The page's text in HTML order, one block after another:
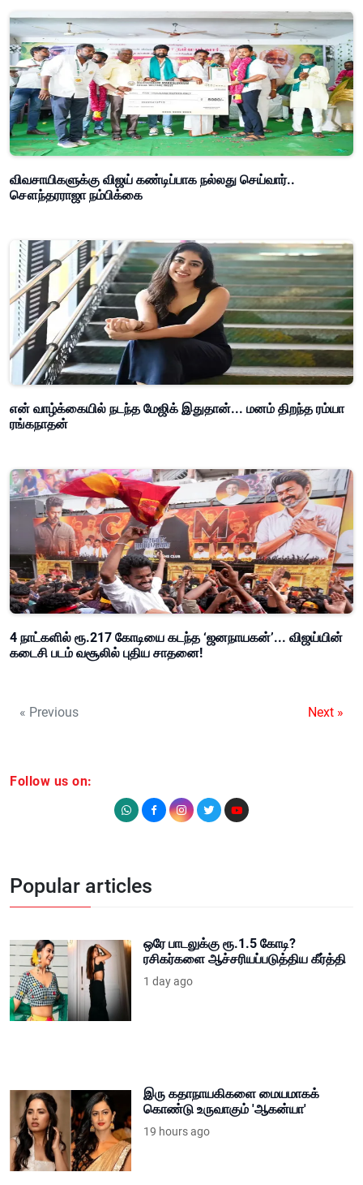
விவசாயிகளுக்கு விஜய் கண்டிப்பாக நல்லது செய்வார்..
சௌந்தரராஜா நம்பிக்கை
என் வாழ்க்கையில் நடந்த மேஜிக் இதுதான்... மனம் திறந்த ரம்யா
ரங்கநாதன்
4 நாட்களில் ரூ.217 கோடியை கடந்த ‘ஜனநாயகன்’... விஜய்யின்
கடைசி படம் வசூலில் புதிய சாதனை!
« Previous Next »
Follow us on:
Popular articles
ஒரே பாடலுக்கு ரூ.1.5 கோடி?
ரசிகர்களை ஆச்சரியப்படுத்திய கீர்த்தி
1 day ago
இரு கதாநாயகிகளை மையமாகக்
கொண்டு உருவாகும் 'ஆகன்யா'
19 hours ago